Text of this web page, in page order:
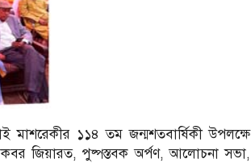
মাশরেকীর ১১৪ তম জন্মশতবার্ষিকী উপলক্ষে
কবর জিয়ারত, পুষ্পস্তবক অর্পণ, আলোচনা সভা,